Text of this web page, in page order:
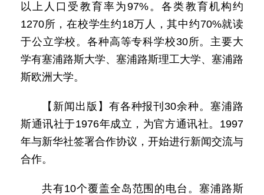
以上人口受教育率为97%。各类教育机构约
1270所，在校学生约18万人，其中约70%就读
于公立学校。各种高等专科学校30所。主要大
学有塞浦路斯大学、塞浦路斯理工大学、塞浦路
斯欧洲大学。
【新闻出版】有各种报刊30余种。塞浦路
斯通讯社于1976年成立，为官方通讯社。1997
年与新华社签署合作协议，开始进行新闻交流与
合作。
共有10个覆盖全岛范围的电台。塞浦路斯